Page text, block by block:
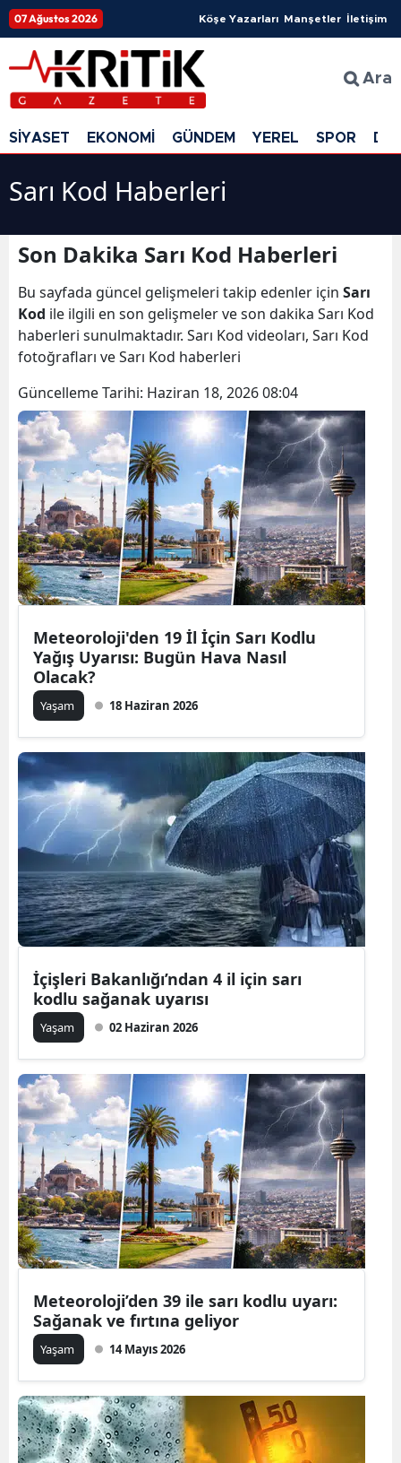
07 Ağustos 2026 Köşe Yazarları Manşetler İletişim
Ara
SİYASET EKONOMİ GÜNDEM YEREL SPOR
Sarı Kod Haberleri
Son Dakika Sarı Kod Haberleri
Bu sayfada güncel gelişmeleri takip edenler için Sarı
Kod ile ilgili en son gelişmeler ve son dakika Sarı Kod
haberleri sunulmaktadır. Sarı Kod videoları, Sarı Kod
fotoğrafları ve Sarı Kod haberleri
Güncelleme Tarihi: Haziran 18, 2026 08:04
Meteoroloji'den 19 İl İçin Sarı Kodlu
Yağış Uyarısı: Bugün Hava Nasıl
Olacak?
Yaşam 18 Haziran 2026
İçişleri Bakanlığı’ndan 4 il için sarı
kodlu sağanak uyarısı
Yaşam 02 Haziran 2026
Meteoroloji’den 39 ile sarı kodlu uyarı:
Sağanak ve fırtına geliyor
Yaşam 14 Mayıs 2026